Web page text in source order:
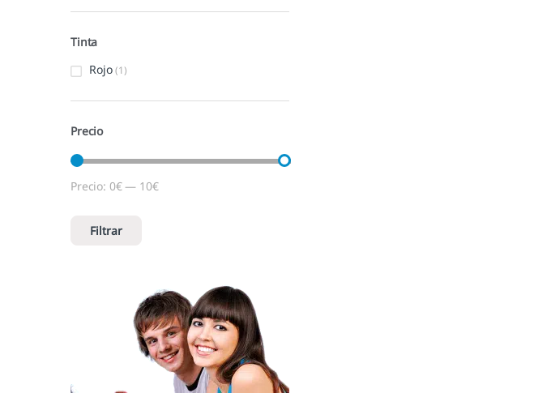
Tinta
Rojo (1)
Precio
Precio mínimo
Precio máximo
Filtrar
Precio: 0€— 10€